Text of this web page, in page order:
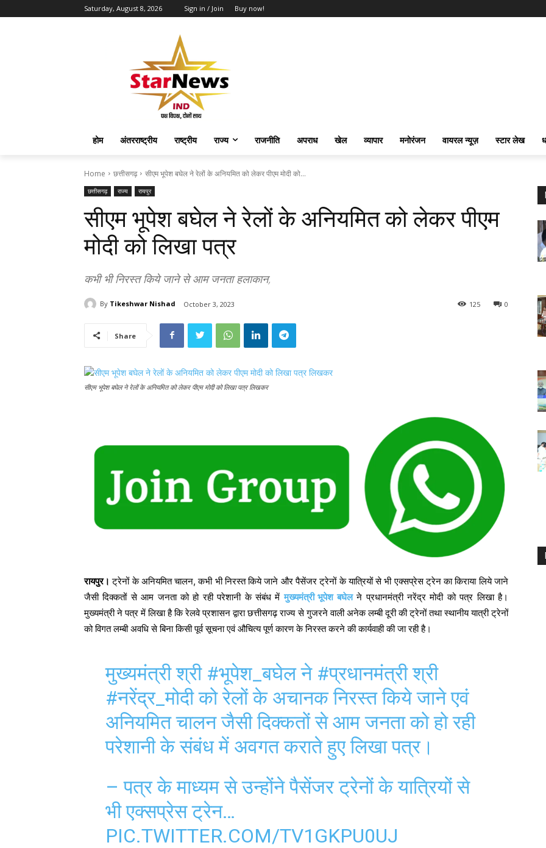
Saturday, August 8, 2026 Sign in / Join Buy now!
होम अंतरराष्ट्रीय राष्ट्रीय राज्य राजनीति अपराध खेल व्यापार मनोरंजन वायरल न्यूज़ स्टार लेख
Home छत्तीसगढ़ सीएम भूपेश बघेल ने रेलों के अनियमित को लेकर पीएम मोदी को...
छत्तीसगढ़ राज्य रायपुर
सीएम भूपेश बघेल ने रेलों के अनियमित को लेकर पीएम
मोदी को लिखा पत्र
कभी भी निरस्त किये जाने से आम जनता हलाकान,
By Tikeshwar Nishad October 3, 2023 0
125
Share
सीएम भूपेश बघेल ने रेलों के अनियमित को लेकर पीएम मोदी को लिखा पत्र लिखकर
रायपुर। ट्रेनों के अनियमित चालन, कभी भी निरस्त किये जाने और पैसेंजर ट्रेनों के यात्रियों से भी एक्सप्रेस ट्रेन का किराया लिये जाने
जैसी दिक्कतों से आम जनता को हो रही परेशानी के संबंध मेंमुख्यमंत्री भूपेश बघेलने प्रधानमंत्री नरेंद्र मोदी को पत्र लिखा है।
मुख्यमंत्री ने पत्र में लिखा है कि रेलवे प्रशासन द्वारा छत्तीसगढ़ राज्य से गुजरने वाली अनेक लम्बी दूरी की ट्रेनों तथा स्थानीय यात्री ट्रेनों
को विगत लम्बी अवधि से बिना किसी पूर्व सूचना एवं औचित्य पूर्ण कारण के निरस्त करने की कार्यवाही की जा रही है।
मुख्यमंत्री श्री #भूपेश_बघेलने #प्रधानमंत्रीश्री
#नरेंद्र_मोदीको रेलों के अचानक निरस्त किये जाने एवं
अनियमित चालन जैसी दिक्कतों से आम जनता को हो रही
परेशानी के संबंध में अवगत कराते हुए लिखा पत्र।
– पत्र के माध्यम से उन्होंने पैसेंजर ट्रेनों के यात्रियों से
भी एक्सप्रेस ट्रेन…
PIC.TWITTER.COM/TV1GKPU0UJ